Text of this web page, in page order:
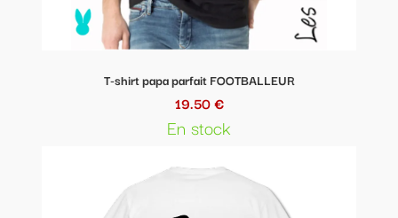
T-shirt papa parfait FOOTBALLEUR
19.50 €
En stock